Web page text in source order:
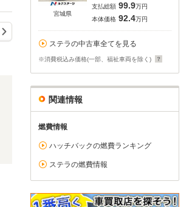
宮城県
支払総額 99.9万円
本体価格 92.4万円
ステラの中古車全てを見る
※消費税込み価格(一部、福祉車両を除く)
関連情報
燃費情報
ハッチバックの燃費ランキング
ステラの燃費情報